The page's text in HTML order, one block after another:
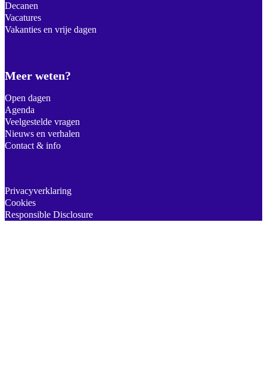
Decanen
Vacatures
Vakanties en vrije dagen
Meer weten?
Open dagen
Agenda
Veelgestelde vragen
Nieuws en verhalen
Contact & info
Privacyverklaring
Cookies
Responsible Disclosure